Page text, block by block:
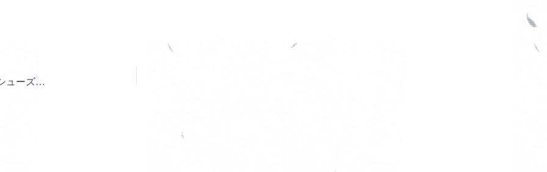
【新作登場】建設業も製造業も！ミズノからワークシューズ（半長靴）最新モデル新発売！！